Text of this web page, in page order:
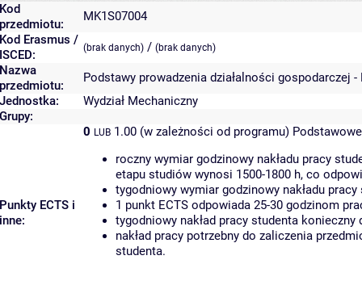
Kod
przedmiotu:
MK1S07004
Kod Erasmus /
ISCED:
(brak danych) / (brak danych)
Nazwa
przedmiotu:
Podstawy prowadzenia działalności gospodarczej -
Jednostka:
Wydział Mechaniczny
Grupy:
Punkty ECTS i
inne:
0 LUB 1.00 (w zależności od programu)
roczny wymiar godzinowy nakładu pracy
etapu studiów wynosi 1500-1800 h, co
tygodniowy wymiar godzinowy nakładu
1 punkt ECTS odpowiada 25-30 godzinom
tygodniowy nakład pracy studenta
nakład pracy potrzebny do zaliczenia
studenta.